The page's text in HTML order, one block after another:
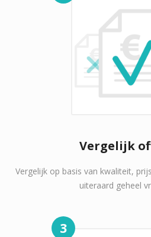
Vergelijk
Vergelijk op basis van kwaliteit,
uiteraard geheel
3